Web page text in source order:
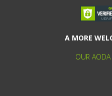
A MORE
OUR AODA